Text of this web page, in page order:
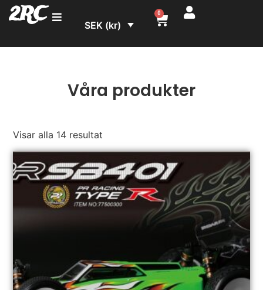
2RC SEK (kr)
0
Våra produkter
Visar alla 14 resultat